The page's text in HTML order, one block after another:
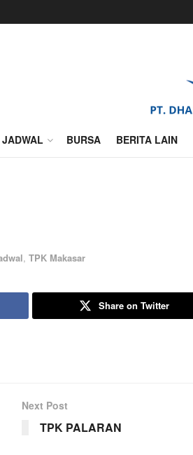
JADWAL BURSA BERITA LAIN
, TPK Makasar
Share on Twitter
Next Post
TPK PALARAN